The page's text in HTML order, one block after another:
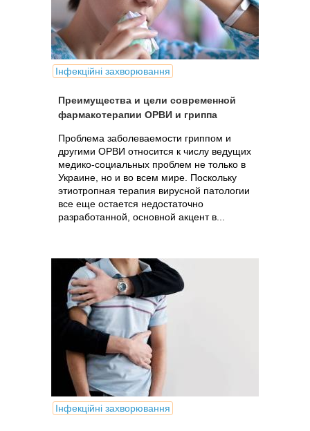
Інфекційні захворювання
Преимущества и цели современной
фармакотерапии ОРВИ и гриппа
Проблема заболеваемости гриппом и
другими ОРВИ относится к числу ведущих
медико-социальных проблем не только в
Украине, но и во всем мире. Поскольку
этиотропная терапия вирусной патологии
все еще остается недостаточно
разработанной, основной акцент в...
Інфекційні захворювання